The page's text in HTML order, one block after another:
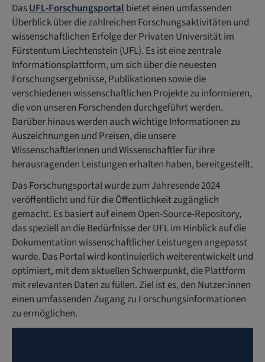
DasUFL-Forschungsportalbietet einen umfassenden
Überblick über die zahlreichen Forschungsaktivitäten und
wissenschaftlichen Erfolge der Privaten Universität im
Fürstentum Liechtenstein (UFL). Es ist eine zentrale
Informationsplattform, um sich über die neuesten
Forschungsergebnisse, Publikationen sowie die
verschiedenen wissenschaftlichen Projekte zu informieren,
die von unseren Forschenden durchgeführt werden.
Darüber hinaus werden auch wichtige Informationen zu
Auszeichnungen und Preisen, die unsere
Wissenschaftlerinnen und Wissenschaftler für ihre
herausragenden Leistungen erhalten haben, bereitgestellt.
Das Forschungsportal wurde zum Jahresende 2024
veröffentlicht und für die Öffentlichkeit zugänglich
gemacht. Es basiert auf einem Open-Source-Repository,
das speziell an die Bedürfnisse der UFL im Hinblick auf die
Dokumentation wissenschaftlicher Leistungen angepasst
wurde. Das Portal wird kontinuierlich weiterentwickelt und
optimiert, mit dem aktuellen Schwerpunkt, die Plattform
mit relevanten Daten zu füllen. Ziel ist es, den Nutzer:innen
einen umfassenden Zugang zu Forschungsinformationen
zu ermöglichen.